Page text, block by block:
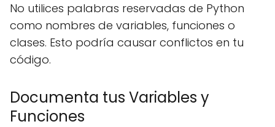
No utilices palabras reservadas de Python
como nombres de variables, funciones o
clases. Esto podría causar conflictos en tu
código.
Documenta tus Variables y
Funciones